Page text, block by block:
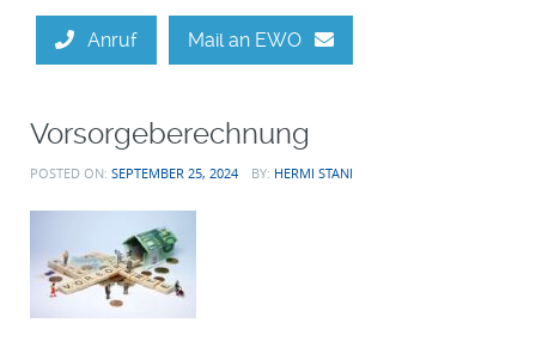
Anruf Mail an EWO
Vorsorgeberechnung
POSTED ON: SEPTEMBER 25, 2024 BY: HERMI STANI